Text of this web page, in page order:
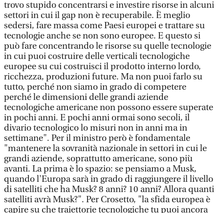
trovo stupido concentrarsi e investire risorse in alcuni
settori in cui il gap non è recuperabile. È meglio
sedersi, fare massa come Paesi europei e trattare su
tecnologie anche se non sono europee. E questo si
può fare concentrando le risorse su quelle tecnologie
in cui puoi costruire delle verticali tecnologiche
europee su cui costruisci il prodotto interno lordo,
ricchezza, produzioni future. Ma non puoi farlo su
tutto, perché non siamo in grado di competere
perché le dimensioni delle grandi aziende
tecnologiche americane non possono essere superate
in pochi anni. E pochi anni ormai sono secoli, il
divario tecnologico lo misuri non in anni ma in
settimane". Per il ministro però è fondamentale
"mantenere la sovranità nazionale in settori in cui le
grandi aziende, soprattutto americane, sono più
avanti. La prima è lo spazio: se pensiamo a Musk,
quando l'Europa sarà in grado di raggiungere il livello
di satelliti che ha Musk? 8 anni? 10 anni? Allora quanti
satelliti avrà Musk?". Per Crosetto, "la sfida europea è
capire su che traiettorie tecnologiche tu puoi ancora